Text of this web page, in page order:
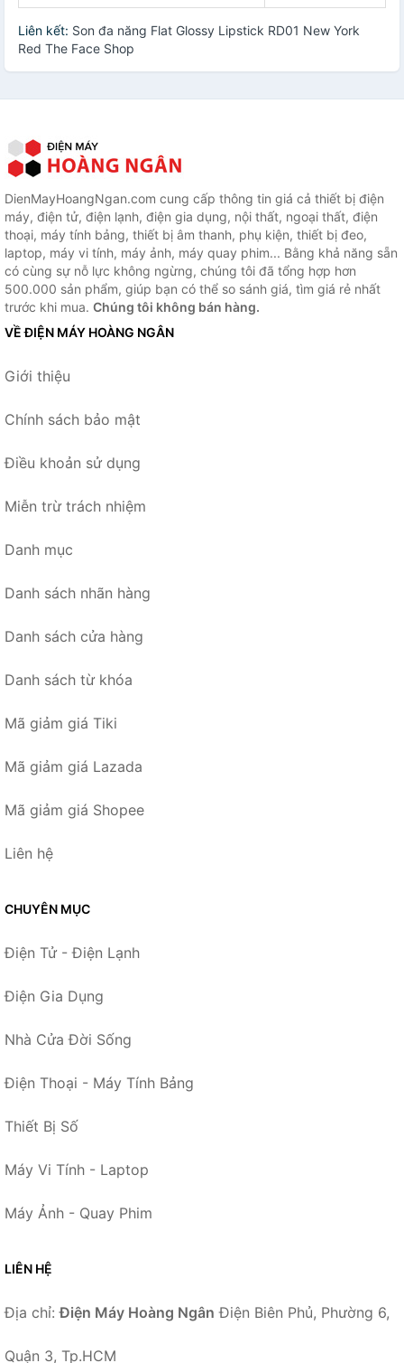
Liên kết: Son đa năng Flat Glossy Lipstick RD01 New York
Red The Face Shop
DienMayHoangNgan.com cung cấp thông tin giá cả thiết bị điện
máy, điện tử, điện lạnh, điện gia dụng, nội thất, ngoại thất, điện
thoại, máy tính bảng, thiết bị âm thanh, phụ kiện, thiết bị đeo,
laptop, máy vi tính, máy ảnh, máy quay phim... Bằng khả năng sẵn
có cùng sự nỗ lực không ngừng, chúng tôi đã tổng hợp hơn
500.000 sản phẩm, giúp bạn có thể so sánh giá, tìm giá rẻ nhất
trước khi mua. Chúng tôi không bán hàng.
VỀ ĐIỆN MÁY HOÀNG NGÂN
Giới thiệu
Chính sách bảo mật
Điều khoản sử dụng
Miễn trừ trách nhiệm
Danh mục
Danh sách nhãn hàng
Danh sách cửa hàng
Danh sách từ khóa
Mã giảm giá Tiki
Mã giảm giá Lazada
Mã giảm giá Shopee
Liên hệ
CHUYÊN MỤC
Điện Tử - Điện Lạnh
Điện Gia Dụng
Nhà Cửa Đời Sống
Điện Thoại - Máy Tính Bảng
Thiết Bị Số
Máy Vi Tính - Laptop
Máy Ảnh - Quay Phim
LIÊN HỆ
Địa chỉ:Điện Máy Hoàng Ngân Điện Biên Phủ, Phường 6,
Quận 3, Tp.HCM